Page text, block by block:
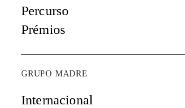
Percurso
Prémios
GRUPO MADRE
Internacional